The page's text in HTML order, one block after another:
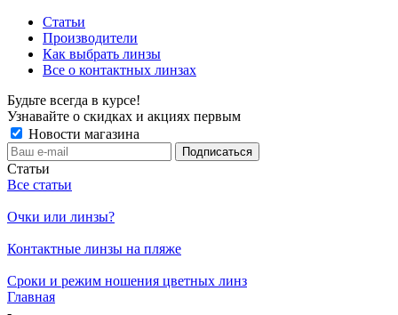
Статьи
Производители
Как выбрать линзы
Все о контактных линзах
Будьте всегда в курсе!
Узнавайте о скидках и акциях первым
Новости магазина
Статьи
Все статьи
Очки или линзы?
Контактные линзы на пляже
Сроки и режим ношения цветных линз
Главная